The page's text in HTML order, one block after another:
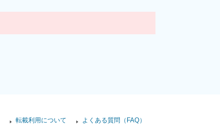
転載利用について よくある質問（FAQ）